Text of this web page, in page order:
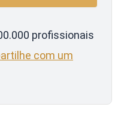
profissionais
com um